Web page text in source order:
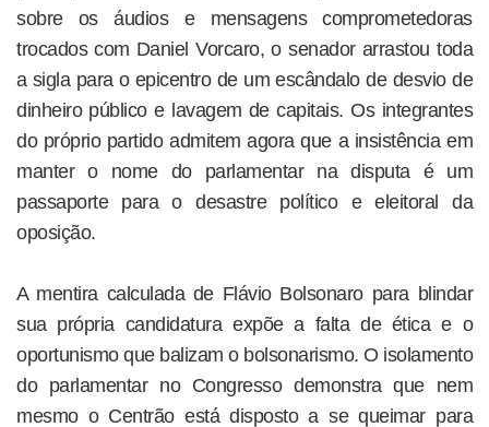
sobre os áudios e mensagens comprometedoras
trocados com Daniel Vorcaro, o senador arrastou toda
a sigla para o epicentro de um escândalo de desvio de
dinheiro público e lavagem de capitais. Os integrantes
do próprio partido admitem agora que a insistência em
manter o nome do parlamentar na disputa é um
passaporte para o desastre político e eleitoral da
oposição.
A mentira calculada de Flávio Bolsonaro para blindar
sua própria candidatura expõe a falta de ética e o
oportunismo que balizam o bolsonarismo. O isolamento
do parlamentar no Congresso demonstra que nem
mesmo o Centrão está disposto a se queimar para